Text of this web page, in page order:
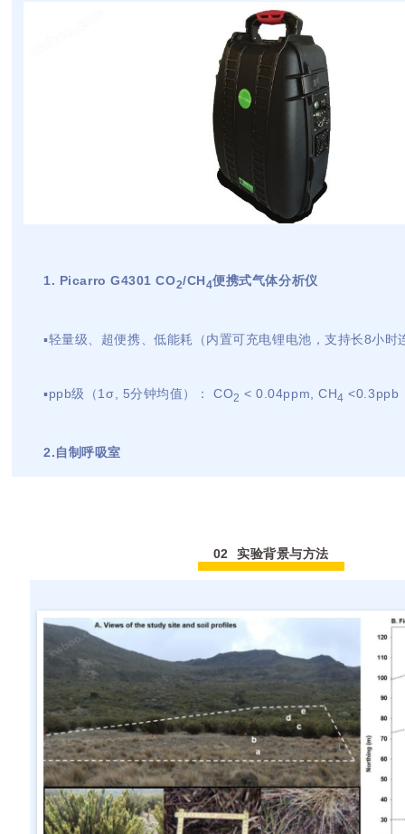
1. Picarro G4301 CO2/CH4便携式气体分析仪
▪轻量级、超便携、低能耗（内置可充电锂电池，支持长8小时
▪ppb级（1σ, 5分钟均值）： CO2 < 0.04ppm , CH4 <0.3ppb
2.自制呼吸室
02 实验背景与方法